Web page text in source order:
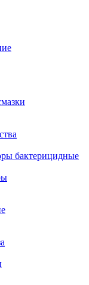
бактерицидные